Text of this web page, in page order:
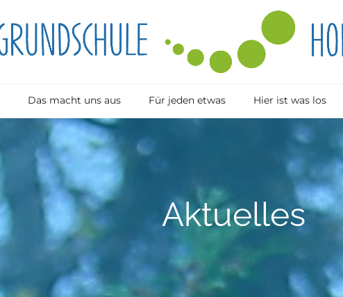
Das macht uns aus Für jeden etwas Hier ist was los
Aktuelles